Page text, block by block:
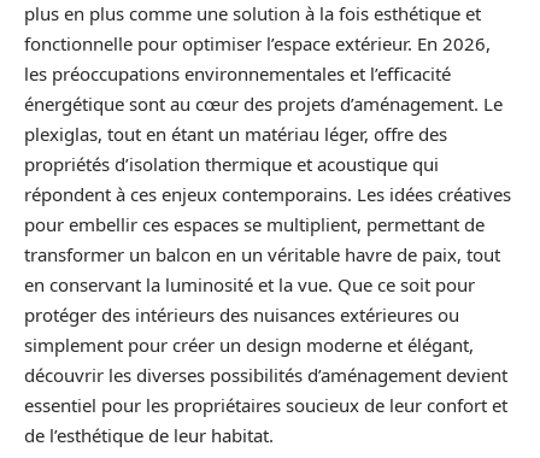
plus en plus comme une solution à la fois esthétique et
fonctionnelle pour optimiser l’espace extérieur. En 2026,
les préoccupations environnementales et l’efficacité
énergétique sont au cœur des projets d’aménagement. Le
plexiglas, tout en étant un matériau léger, offre des
propriétés d’isolation thermique et acoustique qui
répondent à ces enjeux contemporains. Les idées créatives
pour embellir ces espaces se multiplient, permettant de
transformer un balcon en un véritable havre de paix, tout
en conservant la luminosité et la vue. Que ce soit pour
protéger des intérieurs des nuisances extérieures ou
simplement pour créer un design moderne et élégant,
découvrir les diverses possibilités d’aménagement devient
essentiel pour les propriétaires soucieux de leur confort et
de l’esthétique de leur habitat.